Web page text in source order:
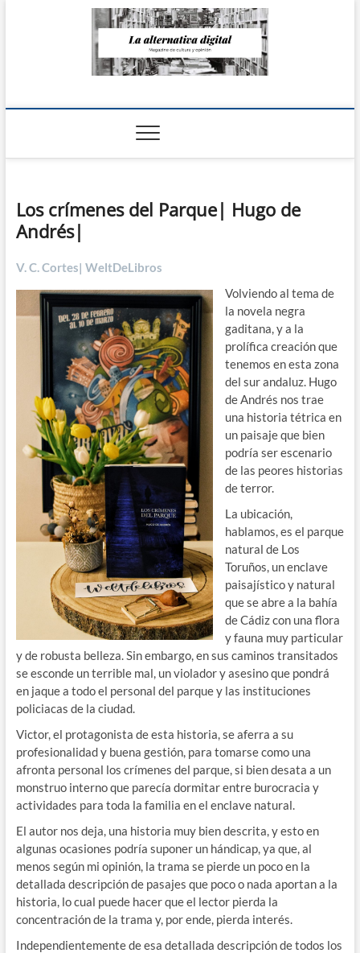
La Alternativa
Los crímenes del Parque| Hugo de
Andrés|
V. C. Cortes| WeltDeLibros
Volviendo al tema de
la novela negra
gaditana, y a la
prolífica creación que
tenemos en esta zona
del sur andaluz. Hugo
de Andrés nos trae
una historia tétrica en
un paisaje que bien
podría ser escenario
de las peores historias
de terror.
La ubicación,
hablamos, es el parque
natural de Los
Toruños, un enclave
paisajístico y natural
que se abre a la bahía
de Cádiz con una flora
y fauna muy particular
y de robusta belleza. Sin embargo, en sus caminos transitados
se esconde un terrible mal, un violador y asesino que pondrá
en jaque a todo el personal del parque y las instituciones
policiacas de la ciudad.
Victor, el protagonista de esta historia, se aferra a su
profesionalidad y buena gestión, para tomarse como una
afronta personal los crímenes del parque, si bien desata a un
monstruo interno que parecía dormitar entre burocracia y
actividades para toda la familia en el enclave natural.
El autor nos deja, una historia muy bien descrita, y esto en
algunas ocasiones podría suponer un hándicap, ya que, al
menos según mi opinión, la trama se pierde un poco en la
detallada descripción de pasajes que poco o nada aportan a la
historia, lo cual puede hacer que el lector pierda la
concentración de la trama y, por ende, pierda interés.
Independientemente de esa detallada descripción de todos los